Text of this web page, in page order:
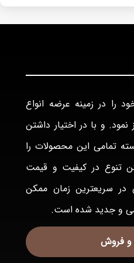
را در زمينه عرضه انواع
و با در اختيار داشتن
تمامی اين محصولات را
تنوع در كيفيت و قيمت
سريعترين زمان ممكن
و جديد شده است.
و فروش